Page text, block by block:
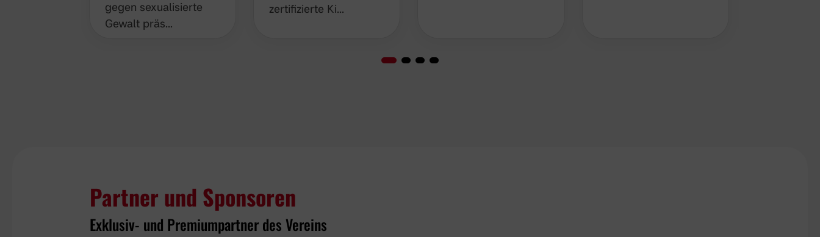
Gewalt präs…
zertifizierte Ki…
Partner und Sponsoren
Exklusiv- und Premiumpartner des Vereins